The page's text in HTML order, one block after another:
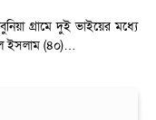
গ্রামে দুই ভাইয়ের মধ্যে
ইসলাম (৪০)…